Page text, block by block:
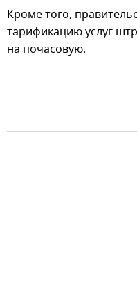
Кроме того,
тарификацию услуг
на почасовую.